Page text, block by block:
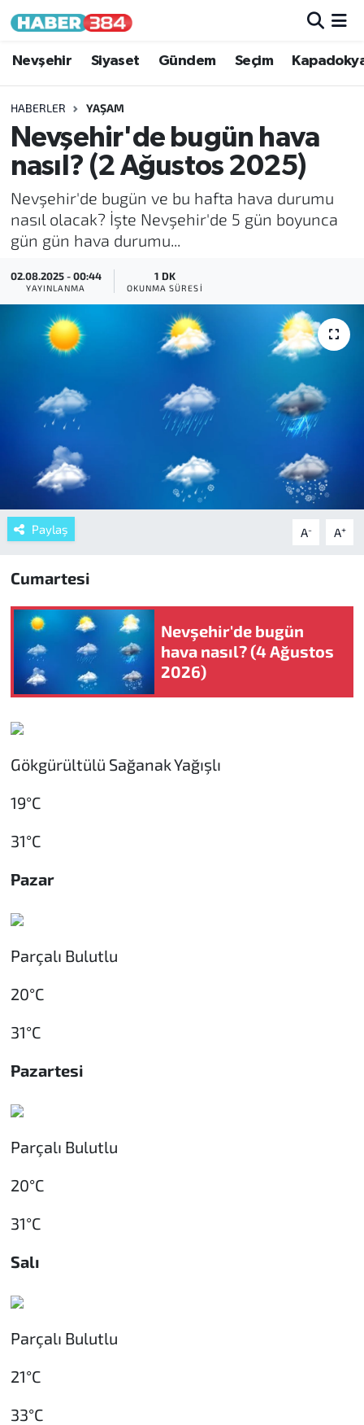
Nevşehir Siyaset Gündem Seçim
HABERLER YAŞAM
Nevşehir'de bugün hava
nasıl? (2 Ağustos 2025)
Nevşehir'de bugün ve bu hafta hava durumu
nasıl olacak? İşte Nevşehir'de 5 gün boyunca
gün gün hava durumu...
02.08.2025 - 00:44
YAYINLANMA
1 DK
OKUNMA SÜRESI
Paylaş A- A+
Cumartesi
Nevşehir'de bugün
hava nasıl? (4 Ağustos
2026)
Gökgürültülü Sağanak Yağışlı
19°C
31°C
Pazar
Parçalı Bulutlu
20°C
31°C
Pazartesi
Parçalı Bulutlu
20°C
31°C
Salı
Parçalı Bulutlu
21°C
33°C
Nöbetçi Eczaneler
Hava Durumu
Trafik Durumu
Tüm Manşetler
Son Dakika Haberleri
Haber Arşivi